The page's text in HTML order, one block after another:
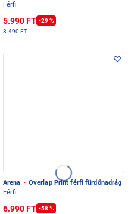
Férfi
5.990 FT -29 %
8.490 FT
Arena · Overlap Print férfi fürdőnadrág
Férfi
6.990 FT -58 %